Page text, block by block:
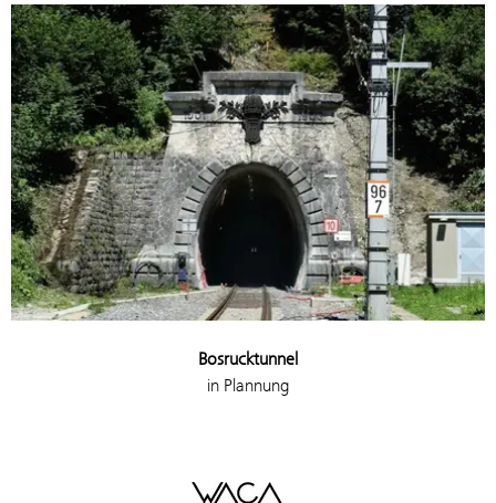
Bosrucktunnel
in Plannung
WACA Gold